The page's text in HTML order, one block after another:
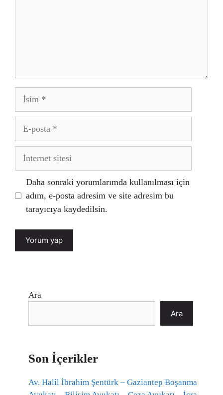
İsim
posta
İnternet
Daha sonraki yorumlarımda kullanılması için
adım, e-posta adresim ve site adresim bu
tarayıcıya kaydedilsin.
Ara
Ara
Son İçerikler
Av. Halil İbrahim Şentürk – Gaziantep Boşanma